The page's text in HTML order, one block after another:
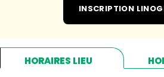
INSCRIPTION
HORAIRES LIEU